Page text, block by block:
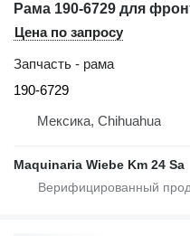
Цена по запросу
Запчасть - рама
190-6729
Мексика, Chihuahua
Maquinaria Wiebe Km 24 Sa